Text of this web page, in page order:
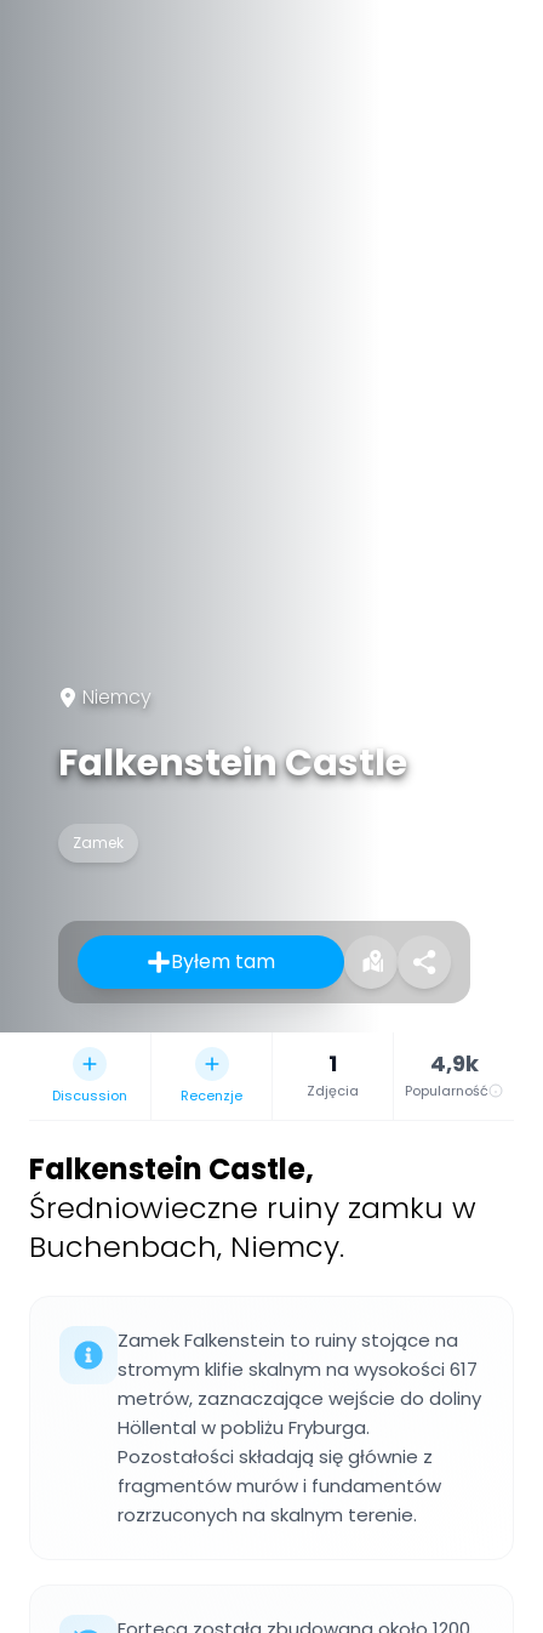
Niemcy
Falkenstein Castle
Zamek
Byłem tam
Discussion Recenzje
1
Zdjęcia
4,9k
Popularność
Falkenstein Castle,
Średniowieczne ruiny zamku w
Buchenbach, Niemcy.
Zamek Falkenstein to ruiny stojące na
stromym klifie skalnym na wysokości 617
metrów, zaznaczające wejście do doliny
Höllental w pobliżu Fryburga.
Pozostałości składają się głównie z
fragmentów murów i fundamentów
rozrzuconych na skalnym terenie.